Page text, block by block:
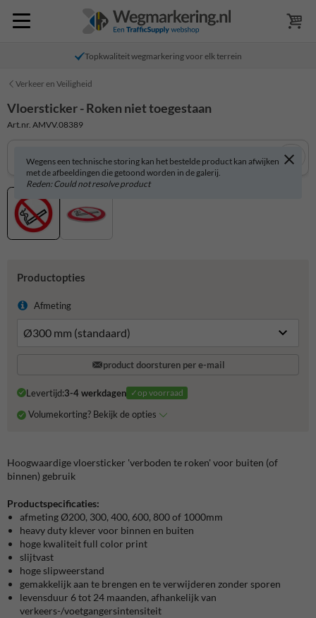
Topkwaliteit wegmarkering voor elk terrein
Verkeer en Veiligheid
Vloersticker - Roken niet toegestaan
Art.nr. AMVV.08389
Wegens een technische storing kan het bestelde product kan afwijken
met de afbeeldingen die getoond worden in de galerij.
Reden: Could not resolve product
Productopties
Afmeting
product doorsturen per e-mail
Levertijd:3-4 werkdagen ✓op voorraad
Volumekorting? Bekijk de opties
Hoogwaardige vloersticker 'verboden te roken' voor buiten (of
binnen) gebruik
Productspecificaties:
afmeting Ø200, 300, 400, 600, 800 of 1000mm
heavy duty klever voor binnen en buiten
hoge kwaliteit full color print
slijtvast
hoge slipweerstand
gemakkelijk aan te brengen en te verwijderen zonder sporen
levensduur 6 tot 24 maanden, afhankelijk van
verkeers-/voetgangersintensiteit